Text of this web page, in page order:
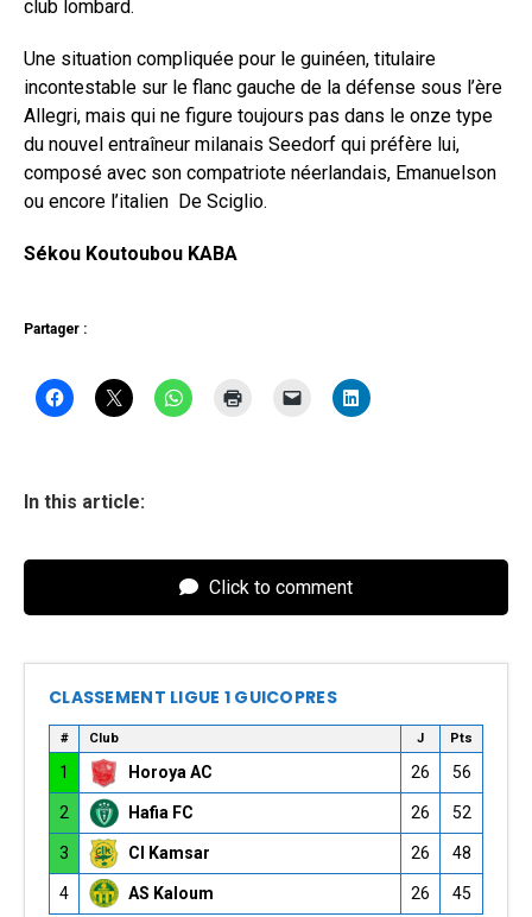
club lombard.
Une situation compliquée pour le guinéen, titulaire
incontestable sur le flanc gauche de la défense sous l’ère
Allegri, mais qui ne figure toujours pas dans le onze type
du nouvel entraîneur milanais Seedorf qui préfère lui,
composé avec son compatriote néerlandais, Emanuelson
ou encore l’italien De Sciglio.
Sékou Koutoubou KABA
Partager :
In this article:
Click to comment
CLASSEMENT LIGUE 1 GUICOPRES
# Club J Pts
1 Horoya AC 26 56
2 Hafia FC 26 52
3 CI Kamsar 26 48
4 AS Kaloum 26 45